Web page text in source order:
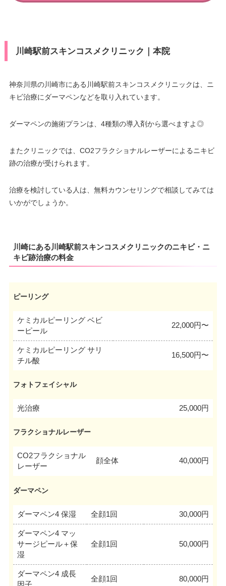
川崎駅前スキンコスメクリニック｜本院
神奈川県の川崎市にある川崎駅前スキンコスメクリニックは、ニ
キビ治療にダーマペンなどを取り入れています。
ダーマペンの施術プランは、4種類の導入剤から選べますよ◎
またクリニックでは、CO2フラクショナルレーザーによるニキビ
跡の治療が受けられます。
治療を検討している人は、無料カウンセリングで相談してみては
いかがでしょうか。
川崎にある川崎駅前スキンコスメクリニックのニキビ・ニ
キビ跡治療の料金
ピーリング
ケミカルピーリング ベビ
ーピール
22,000円〜
ケミカルピーリング サリ
チル酸
16,500円〜
フォトフェイシャル
光治療 25,000円
フラクショナルレーザー
CO2フラクショナル
レーザー
顔全体 40,000円
ダーマペン
ダーマペン4 保湿 全顔1回 30,000円
ダーマペン4 マッ
サージピール＋保
湿
全顔1回 50,000円
ダーマペン4 成長
因子
全顔1回 80,000円